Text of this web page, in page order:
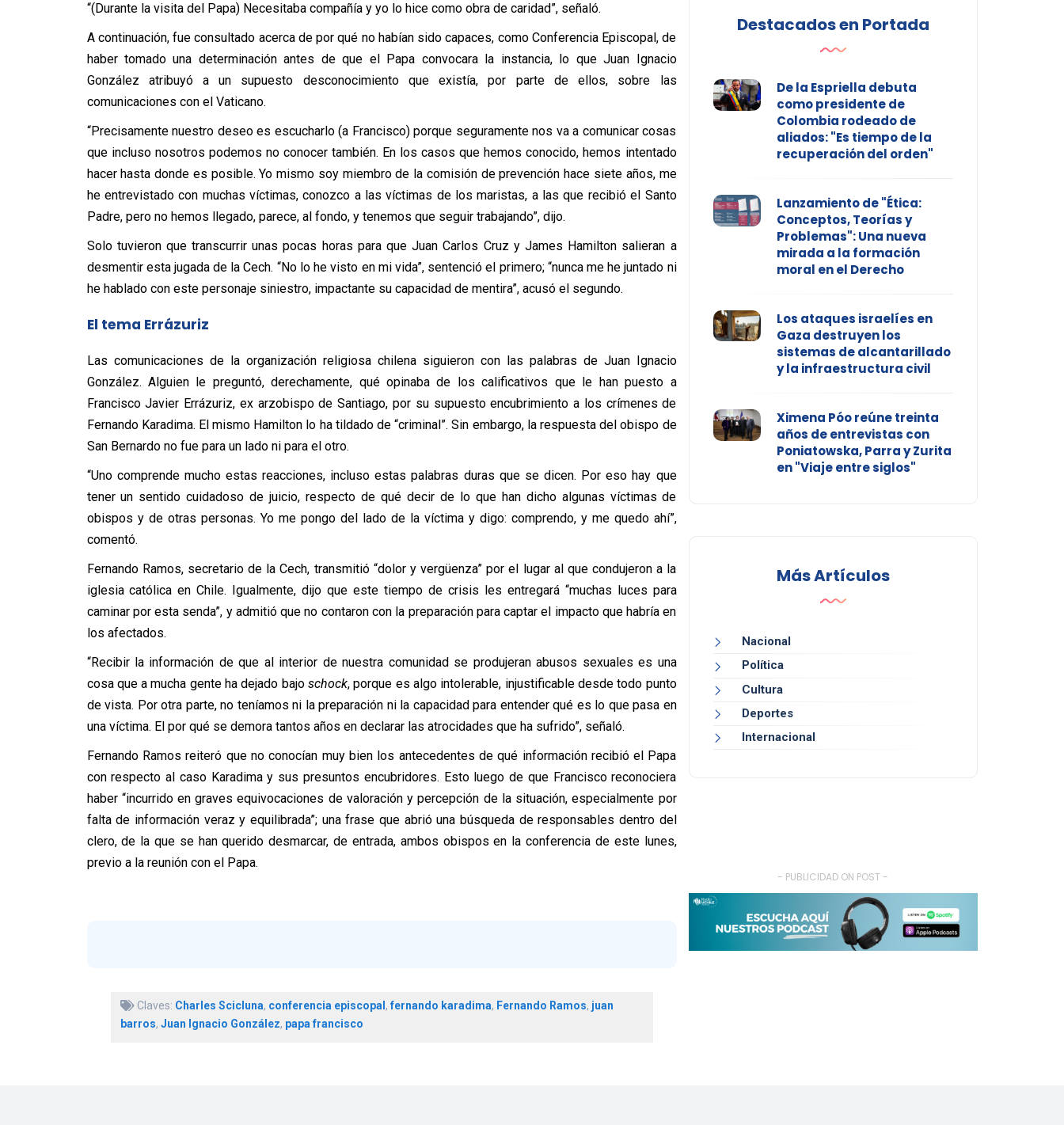
“(Durante la visita del Papa) Necesitaba compañía y yo lo hice como obra de caridad”, señaló.
A continuación, fue consultado acerca de por qué no habían sido capaces, como Conferencia Episcopal, de
haber tomado una determinación antes de que el Papa convocara la instancia, lo que Juan Ignacio
González atribuyó a un supuesto desconocimiento que existía, por parte de ellos, sobre las
comunicaciones con el Vaticano.
“Precisamente nuestro deseo es escucharlo (a Francisco) porque seguramente nos va a comunicar cosas
que incluso nosotros podemos no conocer también. En los casos que hemos conocido, hemos intentado
hacer hasta donde es posible. Yo mismo soy miembro de la comisión de prevención hace siete años, me
he entrevistado con muchas víctimas, conozco a las víctimas de los maristas, a las que recibió el Santo
Padre, pero no hemos llegado, parece, al fondo, y tenemos que seguir trabajando”, dijo.
Solo tuvieron que transcurrir unas pocas horas para que Juan Carlos Cruz y James Hamilton salieran a
desmentir esta jugada de la Cech. “No lo he visto en mi vida”, sentenció el primero; “nunca me he juntado ni
he hablado con este personaje siniestro, impactante su capacidad de mentira”, acusó el segundo.
El tema Errázuriz
Las comunicaciones de la organización religiosa chilena siguieron con las palabras de Juan Ignacio
González. Alguien le preguntó, derechamente, qué opinaba de los calificativos que le han puesto a
Francisco Javier Errázuriz, ex arzobispo de Santiago, por su supuesto encubrimiento a los crímenes de
Fernando Karadima. El mismo Hamilton lo ha tildado de “criminal”. Sin embargo, la respuesta del obispo de
San Bernardo no fue para un lado ni para el otro.
“Uno comprende mucho estas reacciones, incluso estas palabras duras que se dicen. Por eso hay que
tener un sentido cuidadoso de juicio, respecto de qué decir de lo que han dicho algunas víctimas de
obispos y de otras personas. Yo me pongo del lado de la víctima y digo: comprendo, y me quedo ahí”,
comentó.
Fernando Ramos, secretario de la Cech, transmitió “dolor y vergüenza” por el lugar al que condujeron a la
iglesia católica en Chile. Igualmente, dijo que este tiempo de crisis les entregará “muchas luces para
caminar por esta senda”, y admitió que no contaron con la preparación para captar el impacto que habría en
los afectados.
“Recibir la información de que al interior de nuestra comunidad se produjeran abusos sexuales es una
cosa que a mucha gente ha dejado bajo schock, porque es algo intolerable, injustificable desde todo punto
de vista. Por otra parte, no teníamos ni la preparación ni la capacidad para entender qué es lo que pasa en
una víctima. El por qué se demora tantos años en declarar las atrocidades que ha sufrido”, señaló.
Fernando Ramos reiteró que no conocían muy bien los antecedentes de qué información recibió el Papa
con respecto al caso Karadima y sus presuntos encubridores. Esto luego de que Francisco reconociera
haber “incurrido en graves equivocaciones de valoración y percepción de la situación, especialmente por
falta de información veraz y equilibrada”; una frase que abrió una búsqueda de responsables dentro del
clero, de la que se han querido desmarcar, de entrada, ambos obispos en la conferencia de este lunes,
previo a la reunión con el Papa.
Claves: Charles Scicluna, conferencia episcopal ,fernando karadima, Fernando Ramos, juan
barros, Juan Ignacio González, papa francisco
Destacados en Portada
De la Espriella debuta
como presidente de
Colombia rodeado de
aliados: "Es tiempo de la
recuperación del orden"
Lanzamiento de "Ética:
Conceptos, Teorías y
Problemas": Una nueva
mirada a la formación
moral en el Derecho
Los ataques israelíes en
Gaza destruyen los
sistemas de alcantarillado
y la infraestructura civil
Ximena Póo reúne treinta
años de entrevistas con
Poniatowska, Parra y Zurita
en "Viaje entre siglos"
Más Artículos
Nacional
Política
Cultura
Deportes
Internacional
- PUBLICIDAD ON POST -